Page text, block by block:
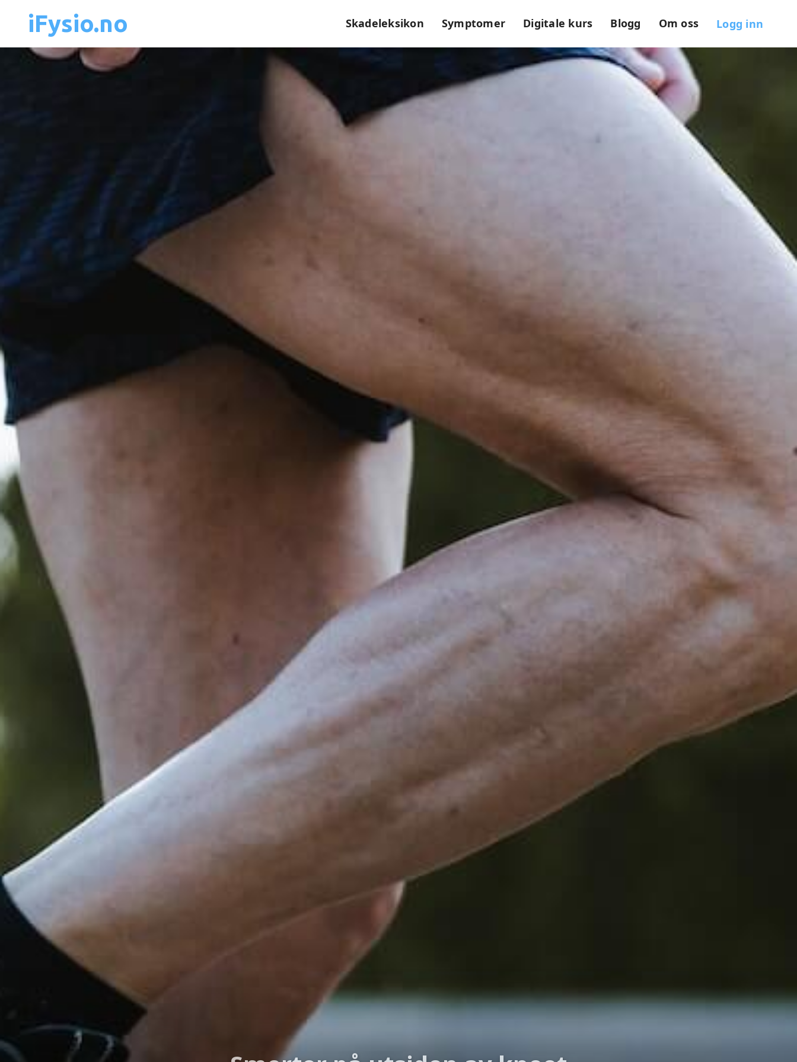
iFysio.no Skadeleksikon Symptomer Digitale kurs Blogg Om oss Logg inn